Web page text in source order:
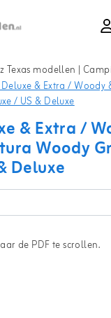
Texas modellen |
& Extra / Woody
/ US & Deluxe
& Extra /
Woody
Deluxe
de PDF te scrollen.